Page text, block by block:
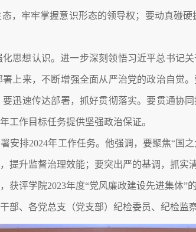
，牢牢掌握意识形态的领导权；要动真碰
思想认识。进一步深刻领悟习近平总书记
上来，不断增强全面从严治党的政治自觉
迅速传达部署，抓好贯彻落实。要贯通协
工作目标任务提供坚强政治保证。
安排2024年工作任务。他强调，要聚焦“国
提升监督治理效能；要突出严的基调，抓实
评学院2023年度“党风廉政建设先进集体”
部、各党总支（党支部）纪检委员、纪检监